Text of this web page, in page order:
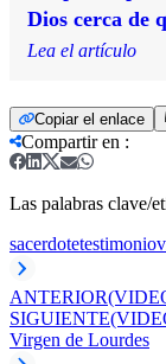
Dios cerca de
Lea el artículo
Copiar el enlace
Compartir en :
Las palabras clave/
sacerdotetestimonio
ANTERIOR
SIGUIENTE
Virgen de Lourdes